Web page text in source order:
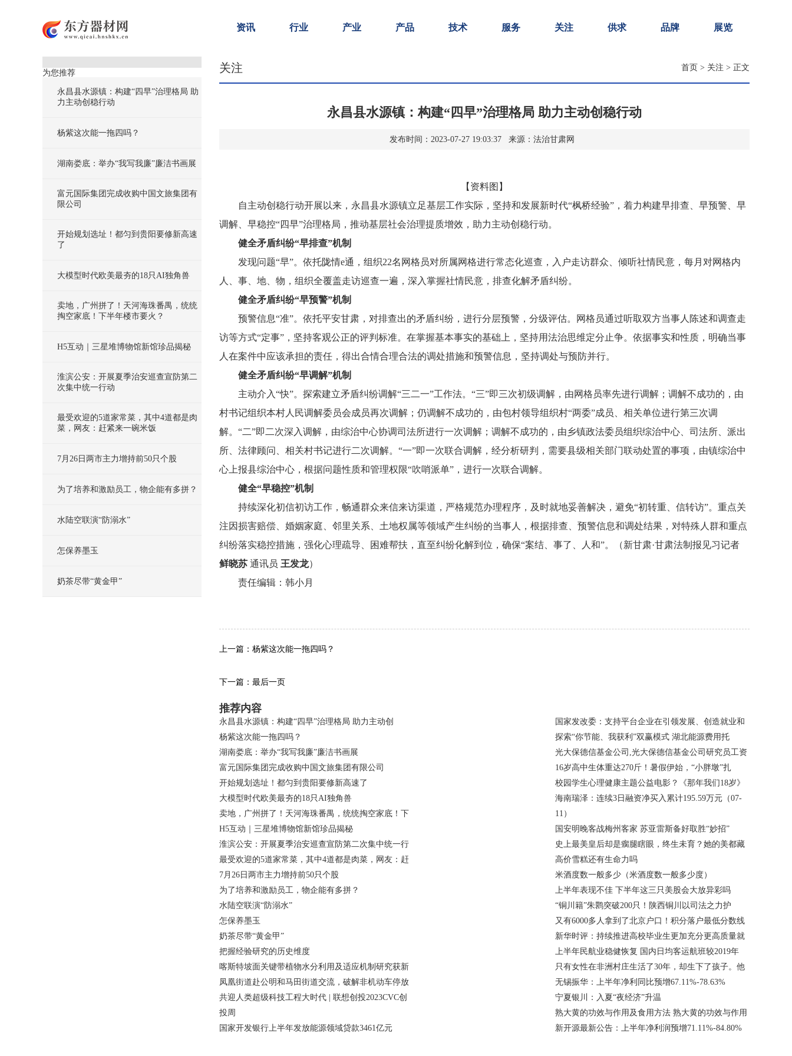
资讯 行业 产业 产品 技术 服务 关注 供求 品牌 展览
为您推荐
永昌县水源镇：构建“四早”治理格局 助
力主动创稳行动
杨紫这次能一拖四吗？
湖南娄底：举办“我写我廉”廉洁书画展
富元国际集团完成收购中国文旅集团有
限公司
开始规划选址！都匀到贵阳要修新高速
了
大模型时代欧美最夯的18只AI独角兽
卖地，广州拼了！天河海珠番禺，统统
掏空家底！下半年楼市要火？
H5互动｜三星堆博物馆新馆珍品揭秘
淮滨公安：开展夏季治安巡查宣防第二
次集中统一行动
最受欢迎的5道家常菜，其中4道都是肉
菜，网友：赶紧来一碗米饭
7月26日两市主力增持前50只个股
为了培养和激励员工，物企能有多拼？
水陆空联演“防溺水”
怎保养墨玉
奶茶尽带“黄金甲”
关注 首页 > 关注 > 正文
永昌县水源镇：构建“四早”治理格局 助力主动创稳行动
发布时间：2023-07-27 19:03:37 来源：法治甘肃网
【资料图】
自主动创稳行动开展以来，永昌县水源镇立足基层工作实际，坚持和发展新时代“枫桥经验”，着力构建早排查、早预警、早
调解、早稳控“四早”治理格局，推动基层社会治理提质增效，助力主动创稳行动。
健全矛盾纠纷“早排查”机制
发现问题“早”。依托陇情e通，组织22名网格员对所属网格进行常态化巡查，入户走访群众、倾听社情民意，每月对网格内
人、事、地、物，组织全覆盖走访巡查一遍，深入掌握社情民意，排查化解矛盾纠纷。
健全矛盾纠纷“早预警”机制
预警信息“准”。依托平安甘肃，对排查出的矛盾纠纷，进行分层预警，分级评估。网格员通过听取双方当事人陈述和调查走
访等方式“定事”，坚持客观公正的评判标准。在掌握基本事实的基础上，坚持用法治思维定分止争。依据事实和性质，明确当事
人在案件中应该承担的责任，得出合情合理合法的调处措施和预警信息，坚持调处与预防并行。
健全矛盾纠纷“早调解”机制
主动介入“快”。探索建立矛盾纠纷调解“三二一”工作法。“三”即三次初级调解，由网格员率先进行调解；调解不成功的，由
村书记组织本村人民调解委员会成员再次调解；仍调解不成功的，由包村领导组织村“两委”成员、相关单位进行第三次调
解。“二”即二次深入调解，由综治中心协调司法所进行一次调解；调解不成功的，由乡镇政法委员组织综治中心、司法所、派出
所、法律顾问、相关村书记进行二次调解。“一”即一次联合调解，经分析研判，需要县级相关部门联动处置的事项，由镇综治中
心上报县综治中心，根据问题性质和管理权限“吹哨派单”，进行一次联合调解。
健全“早稳控”机制
持续深化初信初访工作，畅通群众来信来访渠道，严格规范办理程序，及时就地妥善解决，避免“初转重、信转访”。重点关
注因损害赔偿、婚姻家庭、邻里关系、土地权属等领域产生纠纷的当事人，根据排查、预警信息和调处结果，对特殊人群和重点
纠纷落实稳控措施，强化心理疏导、困难帮扶，直至纠纷化解到位，确保“案结、事了、人和”。（新甘肃·甘肃法制报见习记者
鲜晓苏 通讯员 王发龙）
责任编辑：韩小月
上一篇：杨紫这次能一拖四吗？
下一篇：最后一页
推荐内容
永昌县水源镇：构建“四早”治理格局 助力主动创
杨紫这次能一拖四吗？
湖南娄底：举办“我写我廉”廉洁书画展
富元国际集团完成收购中国文旅集团有限公司
开始规划选址！都匀到贵阳要修新高速了
大模型时代欧美最夯的18只AI独角兽
卖地，广州拼了！天河海珠番禺，统统掏空家底！下
H5互动｜三星堆博物馆新馆珍品揭秘
淮滨公安：开展夏季治安巡查宣防第二次集中统一行
最受欢迎的5道家常菜，其中4道都是肉菜，网友：赶
7月26日两市主力增持前50只个股
为了培养和激励员工，物企能有多拼？
水陆空联演“防溺水”
怎保养墨玉
奶茶尽带“黄金甲”
把握经验研究的历史维度
喀斯特坡面关键带植物水分利用及适应机制研究获新
凤凰街道赴公明和马田街道交流，破解非机动车停放
共迎人类超级科技工程大时代 | 联想创投2023CVC创
投周
国家开发银行上半年发放能源领域贷款3461亿元
国家发改委：支持平台企业在引领发展、创造就业和
探索“你节能、我获利”双赢模式 湖北能源费用托
光大保德信基金公司,光大保德信基金公司研究员工资
16岁高中生体重达270斤！暑假伊始，“小胖墩”扎
校园学生心理健康主题公益电影？《那年我们18岁》
海南瑞泽：连续3日融资净买入累计195.59万元（07-
11）
国安明晚客战梅州客家 苏亚雷斯备好取胜“妙招”
史上最美皇后却是瘸腿瞎眼，终生未育？她的美都藏
高价雪糕还有生命力吗
米酒度数一般多少（米酒度数一般多少度）
上半年表现不佳 下半年这三只美股会大放异彩吗
“铜川籍”朱鹮突破200只！陕西铜川以司法之力护
又有6000多人拿到了北京户口！积分落户最低分数线
新华时评：持续推进高校毕业生更加充分更高质量就
上半年民航业稳健恢复 国内日均客运航班较2019年
只有女性在非洲村庄生活了30年，却生下了孩子。他
无锡振华：上半年净利同比预增67.11%-78.63%
宁夏银川：入夏“夜经济”升温
熟大黄的功效与作用及食用方法 熟大黄的功效与作用
新开源最新公告：上半年净利润预增71.11%-84.80%